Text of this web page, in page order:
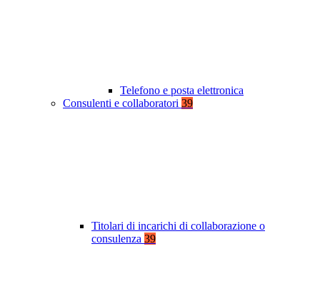
Telefono e posta elettronica
Consulenti e collaboratori 39
Titolari di incarichi di collaborazione o
consulenza 39